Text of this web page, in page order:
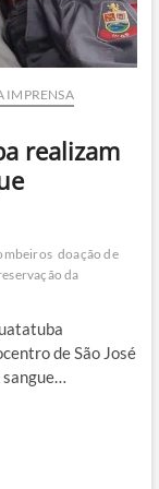
IMPRENSA
realizam
doação de
da
de São José
sangue…